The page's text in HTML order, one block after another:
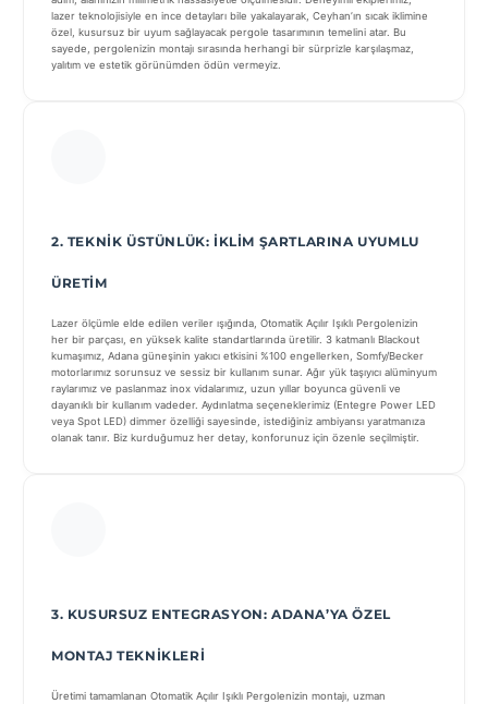
lazer teknolojisiyle en ince detayları bile yakalayarak, Ceyhan’ın sıcak iklimine
özel, kusursuz bir uyum sağlayacak pergole tasarımının temelini atar. Bu
sayede, pergolenizin montajı sırasında herhangi bir sürprizle karşılaşmaz,
yalıtım ve estetik görünümden ödün vermeyiz.
2. TEKNIK ÜSTÜNLÜK: İKLIM ŞARTLARINA UYUMLU
ÜRETIM
Lazer ölçümle elde edilen veriler ışığında, Otomatik Açılır Işıklı Pergolenizin
her bir parçası, en yüksek kalite standartlarında üretilir. 3 katmanlı Blackout
kumaşımız, Adana güneşinin yakıcı etkisini %100 engellerken, Somfy/Becker
motorlarımız sorunsuz ve sessiz bir kullanım sunar. Ağır yük taşıyıcı alüminyum
raylarımız ve paslanmaz inox vidalarımız, uzun yıllar boyunca güvenli ve
dayanıklı bir kullanım vadeder. Aydınlatma seçeneklerimiz (Entegre Power LED
veya Spot LED) dimmer özelliği sayesinde, istediğiniz ambiyansı yaratmanıza
olanak tanır. Biz kurduğumuz her detay, konforunuz için özenle seçilmiştir.
3. KUSURSUZ ENTEGRASYON: ADANA’YA ÖZEL
MONTAJ TEKNIKLERI
Üretimi tamamlanan Otomatik Açılır Işıklı Pergolenizin montajı, uzman